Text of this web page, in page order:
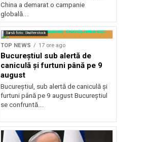
China a demarat o campanie
globală...
Sursă foto: Shutterstock
TOP NEWS 17 ore ago
Bucureștiul sub alertă de
caniculă și furtuni până pe 9
august
Bucureștiul, sub alertă de caniculă și
furtuni până pe 9 august Bucureștiul
se confruntă...